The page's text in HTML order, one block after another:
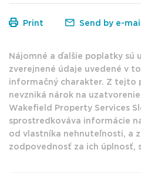
Print Send by e-mail
Nájomné a ďalšie poplatky sú
zverejnené údaje uvedené v
informačný charakter. Z tejto
nevzniká nárok na uzatvorenie
Wakefield Property Services
sprostredkováva informácie
od vlastníka nehnuteľnosti, a
zodpovednosť za ich úplnosť,